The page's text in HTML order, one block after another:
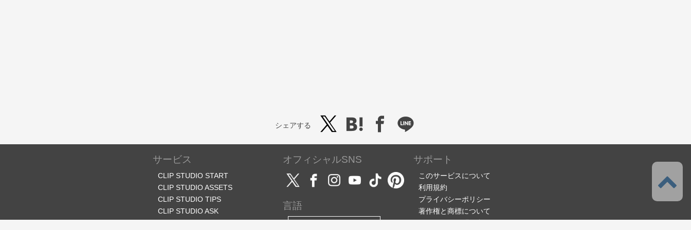
シェアする
サービス
CLIP STUDIO START
CLIP STUDIO ASSETS
CLIP STUDIO TIPS
CLIP STUDIO ASK
オフィシャルSNS
言語
サポート
このサービスについて
利用規約
プライバシーポリシー
著作権と商標について